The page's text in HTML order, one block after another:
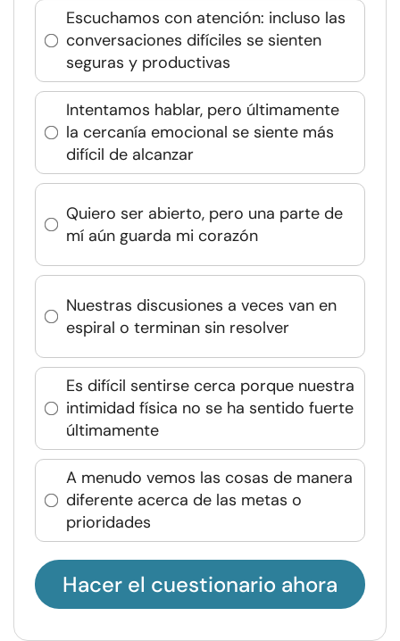
Escuchamos con atención: incluso las
conversaciones difíciles se sienten
seguras y productivas
Intentamos hablar, pero últimamente
la cercanía emocional se siente más
difícil de alcanzar
Quiero ser abierto, pero una parte de
mí aún guarda mi corazón
Nuestras discusiones a veces van en
espiral o terminan sin resolver
Es difícil sentirse cerca porque nuestra
intimidad física no se ha sentido fuerte
últimamente
A menudo vemos las cosas de manera
diferente acerca de las metas o
prioridades
Hacer el cuestionario ahora